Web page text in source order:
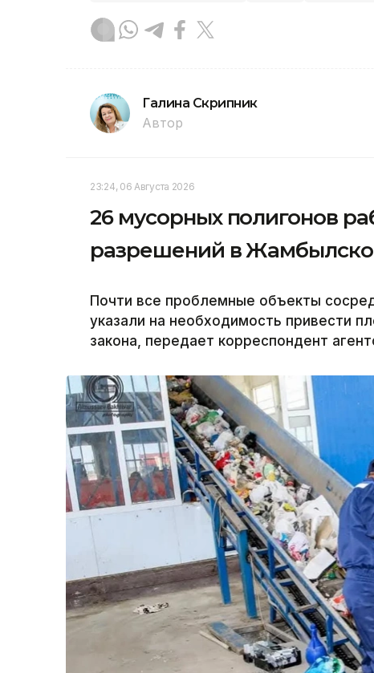
Галина Скрипник
Автор
23:24, 06 Августа 2026
26 мусорных полигонов
разрешений в
Почти все проблемные объекты
указали на необходимость привести
закона, передает корреспондент